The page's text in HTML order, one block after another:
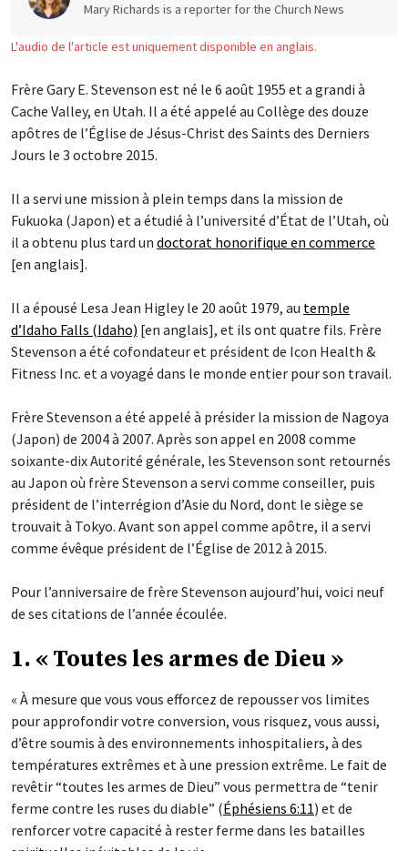
Mary Richards is a reporter for the Church News
L'audio de l'article est uniquement disponible en anglais.
Frère Gary E. Stevenson est né le 6 août 1955 et a grandi à
Cache Valley, en Utah. Il a été appelé au Collège des douze
apôtres de l’Église de Jésus-Christ des Saints des Derniers
Jours le 3 octobre 2015.
Il a servi une mission à plein temps dans la mission de
Fukuoka (Japon) et a étudié à l’université d’État de l’Utah, où
il a obtenu plus tard un doctorat honorifique en commerce
[en anglais].
Il a épousé Lesa Jean Higley le 20 août 1979, au temple
d’Idaho Falls (Idaho) [en anglais], et ils ont quatre fils. Frère
Stevenson a été cofondateur et président de Icon Health &
Fitness Inc. et a voyagé dans le monde entier pour son travail.
Frère Stevenson a été appelé à présider la mission de Nagoya
(Japon) de 2004 à 2007. Après son appel en 2008 comme
soixante-dix Autorité générale, les Stevenson sont retournés
au Japon où frère Stevenson a servi comme conseiller, puis
président de l’interrégion d’Asie du Nord, dont le siège se
trouvait à Tokyo. Avant son appel comme apôtre, il a servi
comme évêque président de l’Église de 2012 à 2015.
Pour l’anniversaire de frère Stevenson aujourd’hui, voici neuf
de ses citations de l’année écoulée.
1. « Toutes les armes de Dieu »
« À mesure que vous vous efforcez de repousser vos limites
pour approfondir votre conversion, vous risquez, vous aussi,
d’être soumis à des environnements inhospitaliers, à des
températures extrêmes et à une pression extrême. Le fait de
revêtir “toutes les armes de Dieu” vous permettra de “tenir
ferme contre les ruses du diable” (Éphésiens 6:11) et de
renforcer votre capacité à rester ferme dans les batailles